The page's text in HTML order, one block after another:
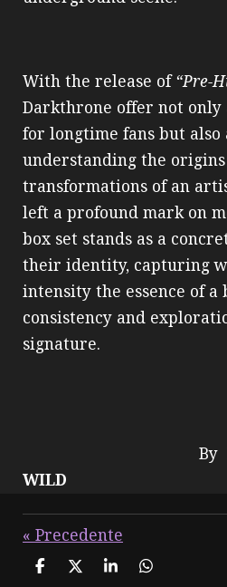
With the release of
Darkthrone offer not only
for longtime fans but
understanding the origins
transformations of an
left a profound mark on
box set stands as a
their identity, capturing
intensity the essence of a
consistency and
signature.
By
WILD
« Precedente
C
C
C
C